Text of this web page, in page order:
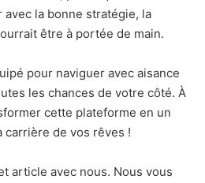
la bonne stratégie, la
être à portée de main.
pour naviguer avec aisance
les chances de votre côté. À
cette plateforme en un
de vos rêves !
article avec nous. Nous vous